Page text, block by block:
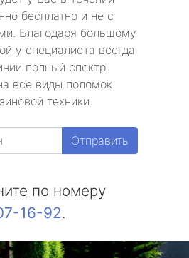
бесплатно и не с
Благодаря большому
у специалиста всегда
полный спектр
все виды поломок
техники.
Отправить
по номеру
16-92.